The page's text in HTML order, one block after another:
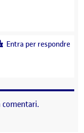
says:
Entra per respondre
comentari.